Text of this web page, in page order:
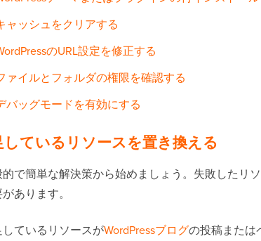
ャッシュをクリアする
のURL設定を修正する
ァイルとフォルダの権限を確認する
バッグモードを有効にする
しているリソースを置き換える
で簡単な解決策から始めましょう。失敗したリ
あります。
ているリソースがWordPressブログの投稿または